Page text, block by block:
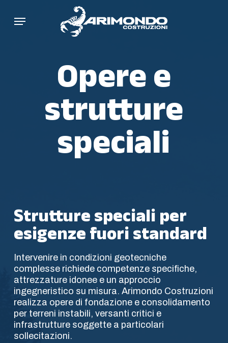
main
Menu
Opere e
strutture
speciali
Strutture speciali per
esigenze fuori standard
Intervenire in condizioni geotecniche
complesse richiede competenze specifiche,
attrezzature idonee e un approccio
ingegneristico su misura. Arimondo Costruzioni
realizza opere di fondazione e consolidamento
per terreni instabili, versanti critici e
infrastrutture soggette a particolari
sollecitazioni.